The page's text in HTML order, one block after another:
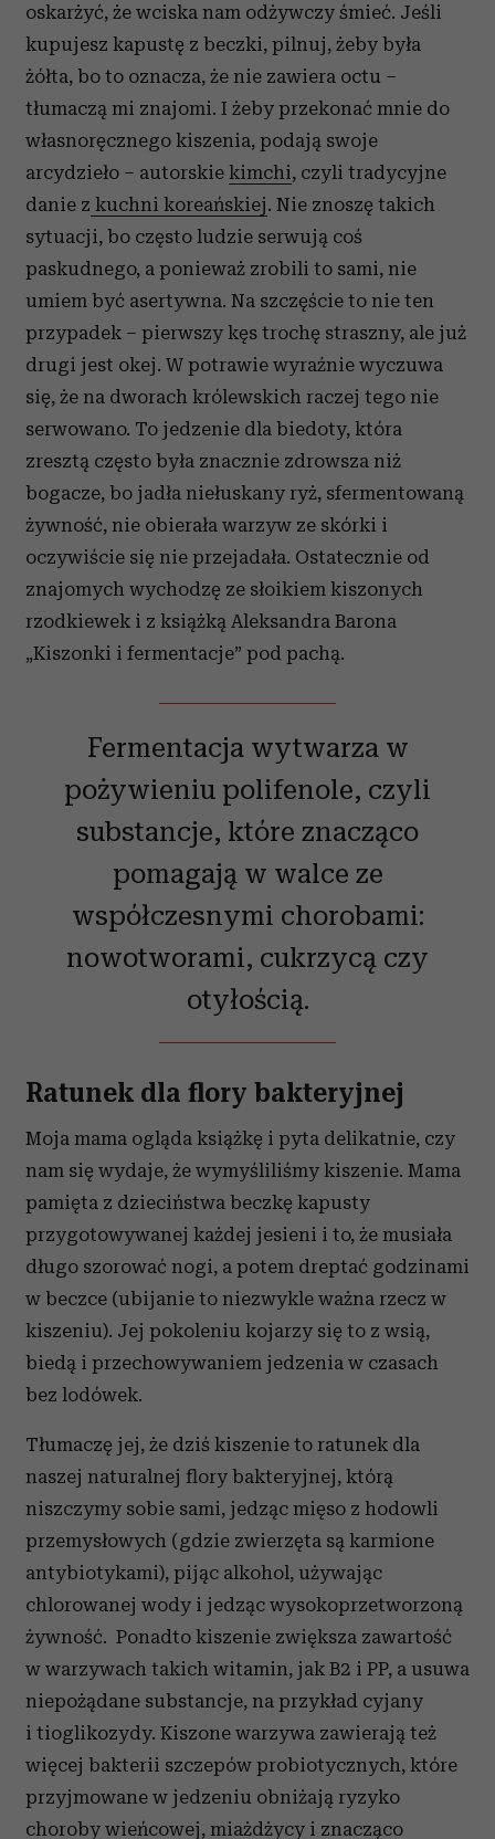
oskarżyć, że wciska nam odżywczy śmieć. Jeśli
kupujesz kapustę z beczki, pilnuj, żeby była
żółta, bo to oznacza, że nie zawiera octu –
tłumaczą mi znajomi. I żeby przekonać mnie do
własnoręcznego kiszenia, podają swoje
arcydzieło – autorskie kimchi, czyli tradycyjne
danie z kuchni koreańskiej. Nie znoszę takich
sytuacji, bo często ludzie serwują coś
paskudnego, a ponieważ zrobili to sami, nie
umiem być asertywna. Na szczęście to nie ten
przypadek – pierwszy kęs trochę straszny, ale już
drugi jest okej. W potrawie wyraźnie wyczuwa
się, że na dworach królewskich raczej tego nie
serwowano. To jedzenie dla biedoty, która
zresztą często była znacznie zdrowsza niż
bogacze, bo jadła niełuskany ryż, sfermentowaną
żywność, nie obierała warzyw ze skórki i
oczywiście się nie przejadała. Ostatecznie od
znajomych wychodzę ze słoikiem kiszonych
rzodkiewek i z książką Aleksandra Barona
„Kiszonki i fermentacje” pod pachą.
Fermentacja wytwarza w
pożywieniu polifenole, czyli
substancje, które znacząco
pomagają w walce ze
współczesnymi chorobami:
nowotworami, cukrzycą czy
otyłością.
Ratunek dla flory bakteryjnej
Moja mama ogląda książkę i pyta delikatnie, czy
nam się wydaje, że wymyśliliśmy kiszenie. Mama
pamięta z dzieciństwa beczkę kapusty
przygotowywanej każdej jesieni i to, że musiała
długo szorować nogi, a potem dreptać godzinami
w beczce (ubijanie to niezwykle ważna rzecz w
kiszeniu). Jej pokoleniu kojarzy się to z wsią,
biedą i przechowywaniem jedzenia w czasach
bez lodówek.
Tłumaczę jej, że dziś kiszenie to ratunek dla
naszej naturalnej flory bakteryjnej, którą
niszczymy sobie sami, jedząc mięso z hodowli
przemysłowych (gdzie zwierzęta są karmione
antybiotykami), pijąc alkohol, używając
chlorowanej wody i jedząc wysokoprzetworzoną
żywność. Ponadto kiszenie zwiększa zawartość
w warzywach takich witamin, jak B2 i PP, a usuwa
niepożądane substancje, na przykład cyjany
i tioglikozydy. Kiszone warzywa zawierają też
więcej bakterii szczepów probiotycznych, które
przyjmowane w jedzeniu obniżają ryzyko
choroby wieńcowej, miażdżycy i znacząco